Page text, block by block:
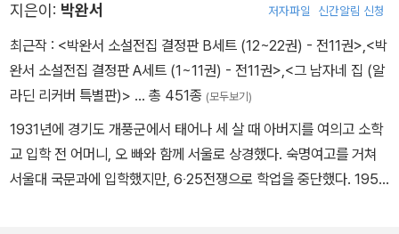
지은이: 박완서 저자파일 신간알림 신청
최근작 : <박완서 소설전집 결정판 B세트 (12~22권) - 전11권>,<박
완서 소설전집 결정판 A세트 (1~11권) - 전11권>,<그 남자네 집 (알
라딘 리커버 특별판)> … 총 451종 (모두보기)
1931년에 경기도 개풍군에서 태어나 세 살 때 아버지를 여의고 소학
교 입학 전 어머니, 오 빠와 함께 서울로 상경했다. 숙명여고를 거쳐
서울대 국문과에 입학했지만, 6‧25전쟁으로 학업을 중단했다. 1953